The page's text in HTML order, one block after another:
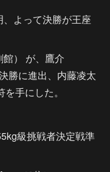
よって決勝が王座
） が、鷹介
勝に進出、内藤凌太
手にした。
級挑戦者決定戦準